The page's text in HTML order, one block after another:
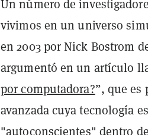
Un número de
vivimos en un universo
en 2003 por Nick Bostrom
argumentó en un artículo
por computadora?”, que
avanzada cuya tecnología
"autoconscientes" dentro